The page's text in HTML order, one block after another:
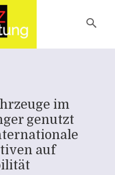
im
genutzt
auf